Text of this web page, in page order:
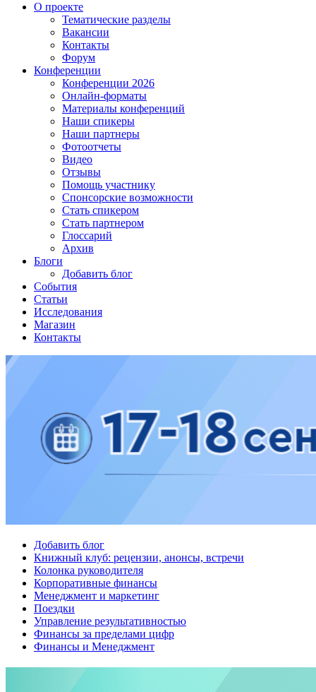
О проекте
Тематические разделы
Вакансии
Контакты
Форум
Конференции
Конференции 2026
Онлайн-форматы
Материалы конференций
Наши спикеры
Наши партнеры
Фотоотчеты
Видео
Отзывы
Помощь участнику
Спонсорские возможности
Стать спикером
Стать партнером
Глоссарий
Архив
Блоги
Добавить блог
События
Статьи
Исследования
Магазин
Контакты
Добавить блог
Книжный клуб: рецензии, анонсы, встречи
Колонка руководителя
Корпоративные финансы
Менеджмент и маркетинг
Поездки
Управление результативностью
Финансы за пределами цифр
Финансы и Менеджмент